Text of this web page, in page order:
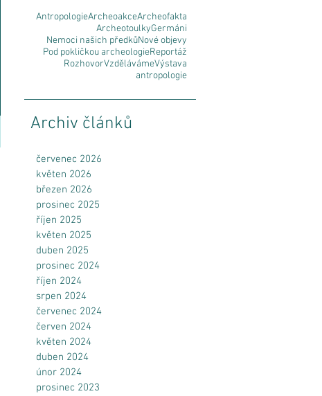
AntropologieArcheoakceArcheofakta
ArcheotoulkyGermáni
Nemoci našich předkůNové objevy
Pod pokličkou archeologieReportáž
RozhovorVzdělávámeVýstava
antropologie
Archiv článků
červenec 2026
květen 2026
březen 2026
prosinec 2025
říjen 2025
květen 2025
duben 2025
prosinec 2024
říjen 2024
srpen 2024
červenec 2024
červen 2024
květen 2024
duben 2024
únor 2024
prosinec 2023